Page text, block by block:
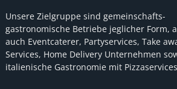
Unsere Zielgruppe sind gemeinschafts-
gastronomische Betriebe jeglicher Form,
auch Eventcaterer, Partyservices, Take
Services, Home Delivery Unternehmen
italienische Gastronomie mit